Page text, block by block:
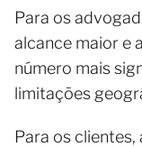
Para os
alcance maior e
número mais
limitações
Para os